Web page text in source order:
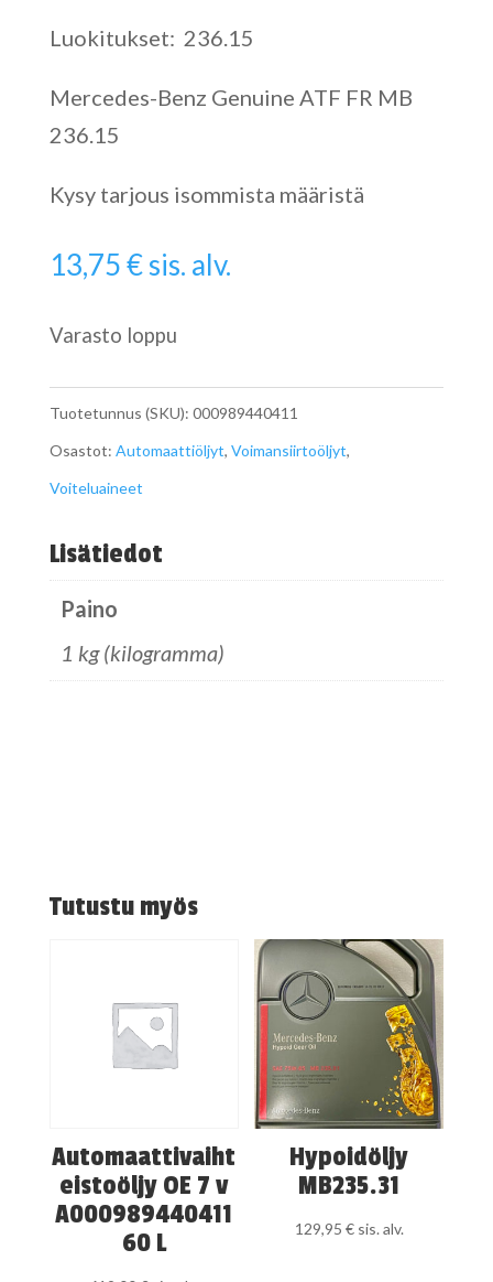
Luokitukset: 236.15
Mercedes-Benz Genuine ATF FR MB
236.15
Kysy tarjous isommista määristä
13,75€sis. alv.
Varasto loppu
Tuotetunnus (SKU): 000989440411
Osastot: Automaattiöljyt, Voimansiirtoöljyt,
Voiteluaineet
Lisätiedot
Paino
1 kg (kilogramma)
Tutustu myös
Automaattivaiht
eistoöljy OE 7 v
A000989440411
60 L
Hypoidöljy
MB235.31
129,95 € sis. alv.